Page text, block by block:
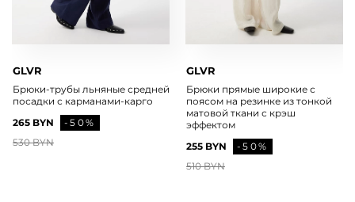
GLVR
Брюки-трубы льняные средней
посадки с карманами-карго
265 BYN
-50%
530 BYN
GLVR
Брюки прямые широкие с
поясом на резинке из тонкой
матовой ткани с крэш
эффектом
255 BYN
-50%
510 BYN